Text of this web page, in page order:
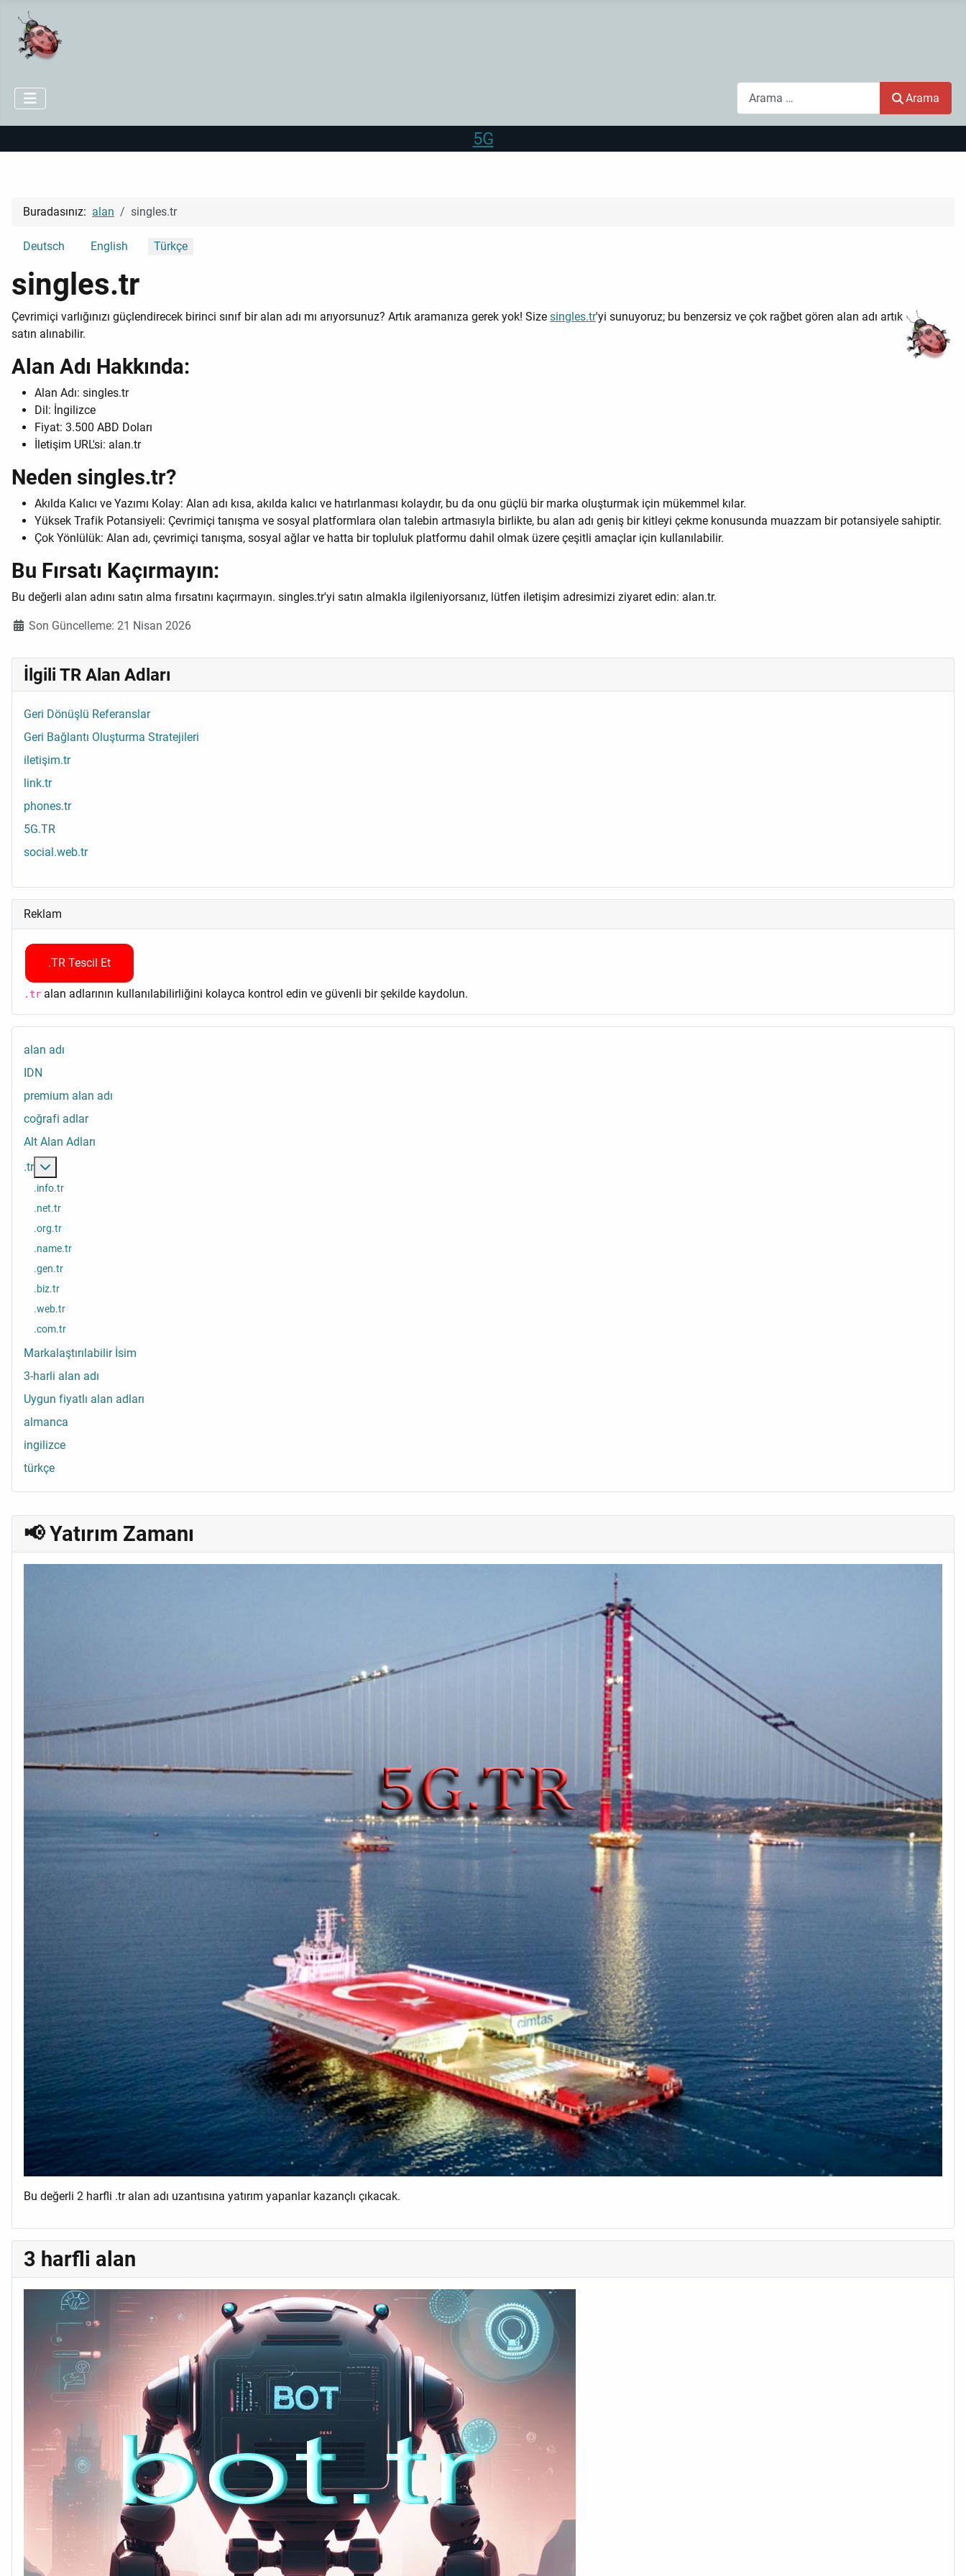
Arama
5G
📢 Yatırım Zamanı
Bu değerli 2 harfli .tr alan adı uzantısına yatırım yapanlar kazançlı çıkacak.
3 harfli alan
Buradasınız: alan singles.tr
Dilinizi seçin
Deutsch English Türkçe
singles.tr
Çevrimiçi varlığınızı güçlendirecek birinci sınıf bir alan adı mı arıyorsunuz? Artık aramanıza gerek yok! Size singles.tr'yi sunuyoruz; bu benzersiz ve çok rağbet gören alan adı artık
satın alınabilir.
Alan Adı Hakkında:
Alan Adı: singles.tr
Dil: İngilizce
Fiyat: 3.500 ABD Doları
İletişim URL'si: alan.tr
Neden singles.tr?
Akılda Kalıcı ve Yazımı Kolay: Alan adı kısa, akılda kalıcı ve hatırlanması kolaydır, bu da onu güçlü bir marka oluşturmak için mükemmel kılar.
Yüksek Trafik Potansiyeli: Çevrimiçi tanışma ve sosyal platformlara olan talebin artmasıyla birlikte, bu alan adı geniş bir kitleyi çekme konusunda muazzam bir potansiyele sahiptir.
Çok Yönlülük: Alan adı, çevrimiçi tanışma, sosyal ağlar ve hatta bir topluluk platformu dahil olmak üzere çeşitli amaçlar için kullanılabilir.
Bu Fırsatı Kaçırmayın:
Bu değerli alan adını satın alma fırsatını kaçırmayın. singles.tr'yi satın almakla ilgileniyorsanız, lütfen iletişim adresimizi ziyaret edin: alan.tr.
Ayrıntılar
Son Güncelleme: 21 Nisan 2026
İlgili TR Alan Adları
Geri Dönüşlü Referanslar
Geri Bağlantı Oluşturma Stratejileri
iletişim.tr
link.tr
phones.tr
5G.TR
social.web.tr
Reklam
.TR Tescil Et
.tr alan adlarının kullanılabilirliğini kolayca kontrol edin ve güvenli bir şekilde kaydolun.
alan adı
IDN
premium alan adı
coğrafi adlar
Alt Alan Adları
.tr
.info.tr
.net.tr
.org.tr
.name.tr
.gen.tr
.biz.tr
.web.tr
.com.tr
Markalaştırılabilir İsim
3-harli alan adı
Uygun fiyatlı alan adları
almanca
ingilizce
türkçe